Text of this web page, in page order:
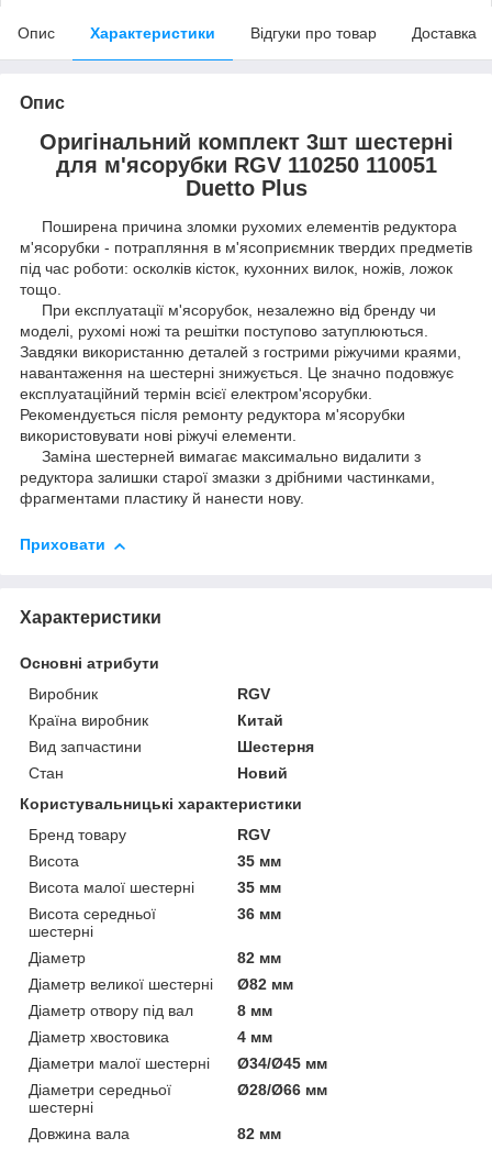
Опис Характеристики Відгуки про товар Доставка
Опис
Оригінальний комплект 3шт шестерні
для м'ясорубки RGV 110250 110051
Duetto Plus
Поширена причина зломки рухомих елементів редуктора
м'ясорубки - потрапляння в м'ясоприємник твердих предметів
під час роботи: осколків кісток, кухонних вилок, ножів, ложок
тощо.
При експлуатації м'ясорубок, незалежно від бренду чи
моделі, рухомі ножі та решітки поступово затуплюються.
Завдяки використанню деталей з гострими ріжучими краями,
навантаження на шестерні знижується. Це значно подовжує
експлуатаційний термін всієї електром'ясорубки.
Рекомендується після ремонту редуктора м'ясорубки
використовувати нові ріжучі елементи.
Заміна шестерней вимагає максимально видалити з
редуктора залишки старої змазки з дрібними частинками,
фрагментами пластику й нанести нову.
Приховати
Характеристики
Основні атрибути
Виробник
RGV
Країна виробник
Китай
Вид запчастини
Шестерня
Стан
Новий
Користувальницькі характеристики
Бренд товару
RGV
Висота
35 мм
Висота малої шестерні
35 мм
Висота середньої
шестерні
36 мм
Діаметр
82 мм
Діаметр великої шестерні
Ø82 мм
Діаметр отвору під вал
8 мм
Діаметр хвостовика
4 мм
Діаметри малої шестерні
Ø34/Ø45 мм
Діаметри середньої
шестерні
Ø28/Ø66 мм
Довжина вала
82 мм